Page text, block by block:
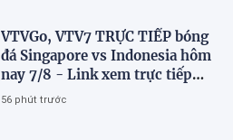
VTVGo, VTV7 TRỰC TIẾP bóng
đá Singapore vs Indonesia hôm
nay 7/8 - Link xem trực tiếp
AFF Cup 2026 mới nhất
56 phút trước